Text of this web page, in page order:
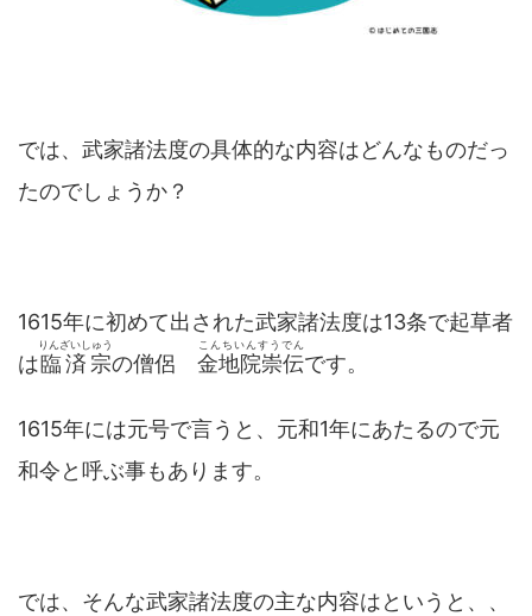
では、武家諸法度の具体的な内容はどんなものだっ
たのでしょうか？
1615年に初めて出された武家諸法度は13条で起草者
は臨済宗
りんざいしゅう
の僧侶 金地院崇伝
こんちいんすうでん
です。
1615年には元号で言うと、元和1年にあたるので元
和令と呼ぶ事もあります。
では、そんな武家諸法度の主な内容はというと、、